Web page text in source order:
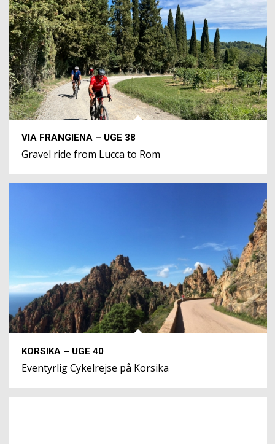
VIA FRANGIENA – UGE 38
Gravel ride from Lucca to Rom
KORSIKA – UGE 40
Eventyrlig Cykelrejse på Korsika